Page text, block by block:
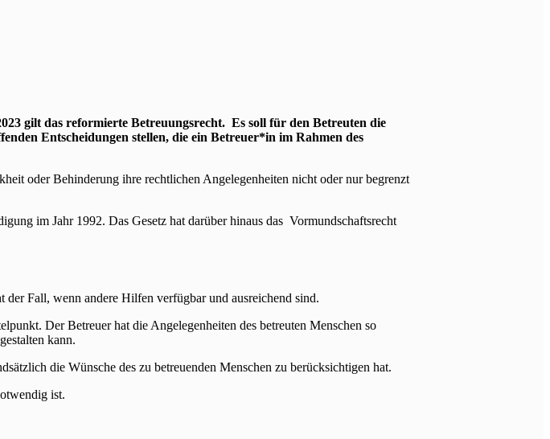
gilt das reformierte Betreuungsrecht. Es soll für den Betreuten die
Entscheidungen stellen, die ein Betreuer*in im Rahmen des
oder Behinderung ihre rechtlichen Angelegenheiten nicht oder nur begrenzt
im Jahr 1992. Das Gesetz hat darüber hinaus das Vormundschaftsrecht
Fall, wenn andere Hilfen verfügbar und ausreichend sind.
Der Betreuer hat die Angelegenheiten des betreuten Menschen so
kann.
die Wünsche des zu betreuenden Menschen zu berücksichtigen hat.
ist.